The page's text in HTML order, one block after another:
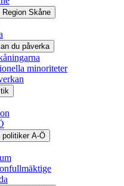
Region Skåne
du påverka
minoriteter
politiker A-Ö